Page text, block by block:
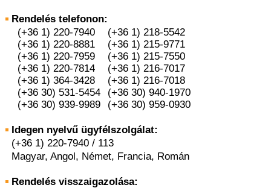
Rendelés telefonon:
(+36 1) 220-7940
(+36 1) 220-8881
(+36 1) 220-7959
(+36 1) 220-7814
(+36 1) 364-3428
(+36 30) 531-5454
(+36 30) 939-9989
(+36 1) 218-5542
(+36 1) 215-9771
(+36 1) 215-7550
(+36 1) 216-7017
(+36 1) 216-7018
(+36 30) 940-1970
(+36 30) 959-0930
Idegen nyelvű ügyfélszolgálat:
(+36 1) 220-7940 / 113
Magyar, Angol, Német, Francia, Román
Rendelés visszaigazolása: